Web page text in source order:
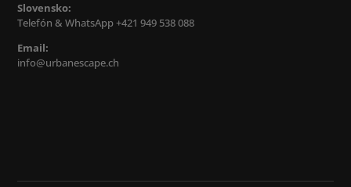
Slovensko:
Telefón & WhatsApp +421 949 538 088
Email:
info@urbanescape.ch